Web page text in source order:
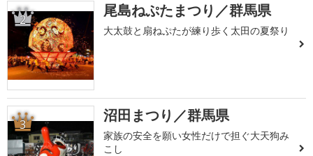
2 尾島ねぷたまつり／群馬県
大太鼓と扇ねぷたが練り歩く太田の夏祭り
3 沼田まつり／群馬県
家族の安全を願い女性だけで担ぐ大天狗み
こし